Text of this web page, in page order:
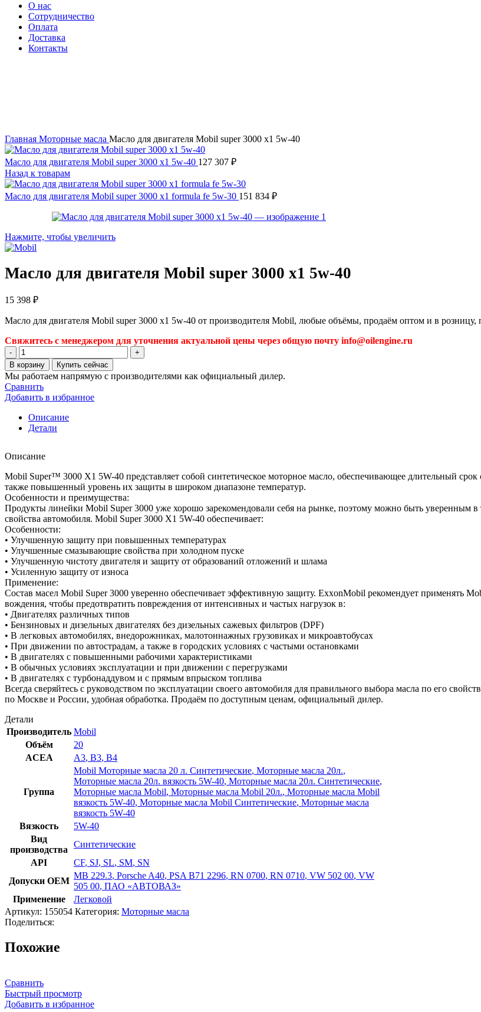
О нас
Сотрудничество
Оплата
Доставка
Контакты
Главная Моторные масла Масло для двигателя Mobil super 3000 x1 5w-40
Масло для двигателя Mobil super 3000 x1 5w-40 127 307 ₽
Назад к товарам
Масло для двигателя Mobil super 3000 x1 formula fe 5w-30 151 834 ₽
Нажмите, чтобы увеличить
Масло для двигателя Mobil super 3000 x1 5w-40
15 398 ₽
Масло для двигателя Mobil super 3000 x1 5w-40 от производителя Mobil, любые объёмы, продаём оптом и в розницу,
Свяжитесь с менеджером для уточнения актуальной цены через общую почту info@oilengine.ru
Количество
товара
Масло
для
двигателя
Mobil
super
3000
40
В корзину Купить сейчас
Мы работаем напрямую с производителями как официальный дилер.
Сравнить
Добавить в избранное
Описание
Детали
Описание
Mobil Super™ 3000 X1 5W-40 представляет собой синтетическое моторное масло, обеспечивающее длительный
также повышенный уровень их защиты в широком диапазоне температур.
Особенности и преимущества:
Продукты линейки Mobil Super 3000 уже хорошо зарекомендовали себя на рынке, поэтому можно быть уверенным
свойства автомобиля. Mobil Super 3000 X1 5W-40 обеспечивает:
Особенности:
• Улучшенную защиту при повышенных температурах
• Улучшенные смазывающие свойства при холодном пуске
• Улучшенную чистоту двигателя и защиту от образований отложений и шлама
• Усиленную защиту от износа
Применение:
Состав масел Mobil Super 3000 уверенно обеспечивает эффективную защиту. ExxonMobil рекомендует применять
вождения, чтобы предотвратить повреждения от интенсивных и частых нагрузок в:
• Двигателях различных типов
• Бензиновых и дизельных двигателях без дизельных сажевых фильтров (DPF)
• В легковых автомобилях, внедорожниках, малотоннажных грузовиках и микроавтобусах
• При движении по автострадам, а также в городских условиях с частыми остановками
• В двигателях с повышенными рабочими характеристиками
• В обычных условиях эксплуатации и при движении с перегрузками
• В двигателях с турбонаддувом и с прямым впрыском топлива
Всегда сверяйтесь с руководством по эксплуатации своего автомобиля для правильного выбора масла по его
по Москве и России, удобная обработка. Продаём по доступным ценам, официальный дилер.
Детали
Производитель Mobil
Объём
20
ACEA
A3, B3, B4
Группа
Mobil Моторные масла 20 л. Синтетические, Моторные масла 20л.,
Моторные масла 20л. вязкость 5W-40, Моторные масла 20л. Синтетические,
Моторные масла Mobil, Моторные масла Mobil 20л., Моторные масла Mobil
вязкость 5W-40, Моторные масла Mobil Синтетические, Моторные масла
вязкость 5W-40
Вязкость
5W-40
Вид
производства
Синтетические
API
CF, SJ, SL, SM, SN
Допуски OEM
MB 229.3, Porsche A40, PSA B71 2296, RN 0700, RN 0710, VW 502 00, VW
505 00, ПАО «АВТОВАЗ»
Применение
Легковой
Артикул: 155054 Категория: Моторные масла
Поделиться:
Похожие
Сравнить
Быстрый просмотр
Добавить в избранное